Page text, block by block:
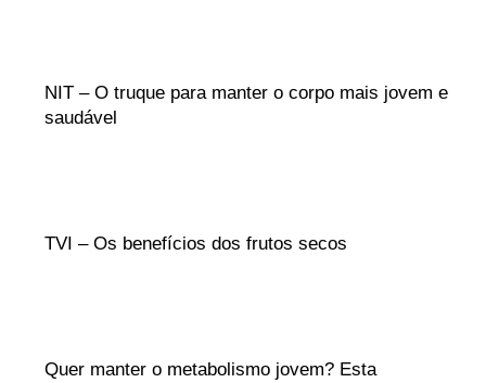
NIT – O truque para manter o corpo mais jovem e
saudável
TVI – Os benefícios dos frutos secos
Quer manter o metabolismo jovem? Esta